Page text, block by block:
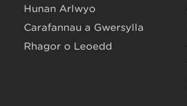
Hunan Arlwyo
Carafannau a Gwersylla
Rhagor o Leoedd